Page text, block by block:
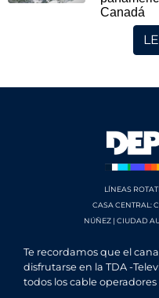
Canadá
LÍNEAS
CASA CENTRAL:
NÚÑEZ | CIUDAD
Te recordamos que el
disfrutarse en la TDA -
todos los cable